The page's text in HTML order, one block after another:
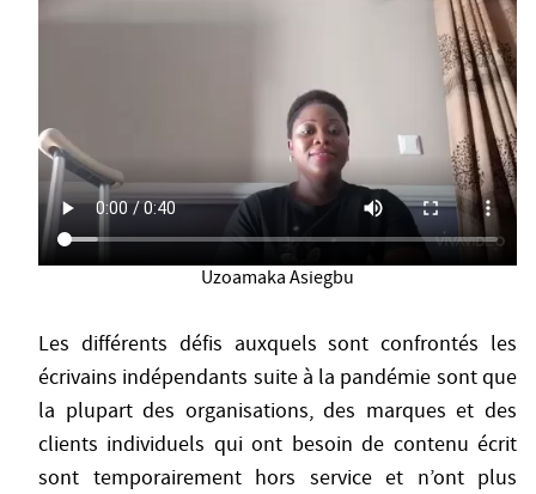
Uzoamaka Asiegbu
Les différents défis auxquels sont confrontés les
écrivains indépendants suite à la pandémie sont que
la plupart des organisations, des marques et des
clients individuels qui ont besoin de contenu écrit
sont temporairement hors service et n’ont plus